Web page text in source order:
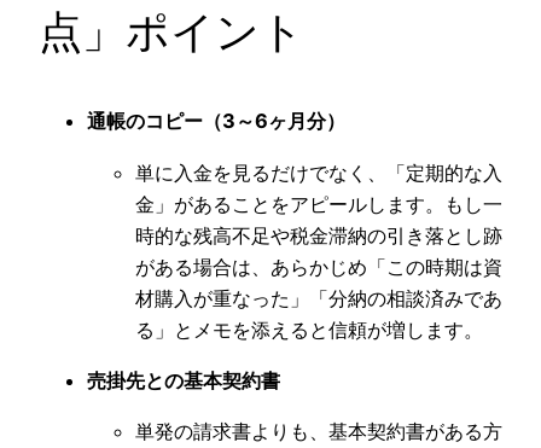
点」ポイント
通帳のコピー（3～6ヶ月分）
単に入金を見るだけでなく、「定期的な入
金」があることをアピールします。もし一
時的な残高不足や税金滞納の引き落とし跡
がある場合は、あらかじめ「この時期は資
材購入が重なった」「分納の相談済みであ
る」とメモを添えると信頼が増します。
売掛先との基本契約書
単発の請求書よりも、基本契約書がある方